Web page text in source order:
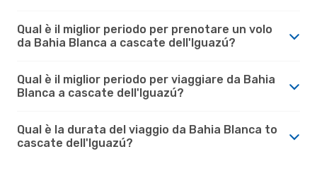
Qual è il miglior periodo per prenotare un volo
da Bahia Blanca a cascate dell'Iguazú?
Qual è il miglior periodo per viaggiare da Bahia
Blanca a cascate dell'Iguazú?
Qual è la durata del viaggio da Bahia Blanca to
cascate dell'Iguazú?